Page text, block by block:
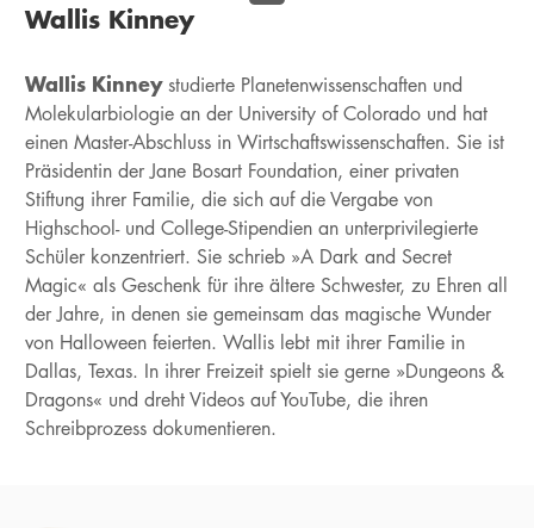
Wallis Kinney
Wallis Kinneystudierte Planetenwissenschaften und
Molekularbiologie an der University of Colorado und hat
einen Master-Abschluss in Wirtschaftswissenschaften. Sie ist
Präsidentin der Jane Bosart Foundation, einer privaten
Stiftung ihrer Familie, die sich auf die Vergabe von
Highschool- und College-Stipendien an unterprivilegierte
Schüler konzentriert. Sie schrieb »A Dark and Secret
Magic« als Geschenk für ihre ältere Schwester, zu Ehren all
der Jahre, in denen sie gemeinsam das magische Wunder
von Halloween feierten. Wallis lebt mit ihrer Familie in
Dallas, Texas. In ihrer Freizeit spielt sie gerne »Dungeons &
Dragons« und dreht Videos auf YouTube, die ihren
Schreibprozess dokumentieren.